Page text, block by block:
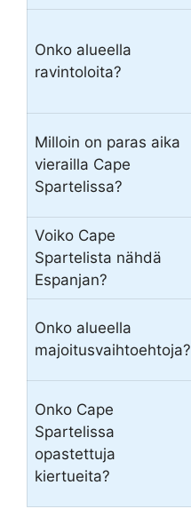
Onko alueella
ravintoloita?
Milloin on paras aika
vierailla Cape
Spartelissa?
Voiko Cape
Spartelista nähdä
Espanjan?
Onko alueella
majoitusvaihtoehtoja?
Onko Cape
Spartelissa
opastettuja
kiertueita?